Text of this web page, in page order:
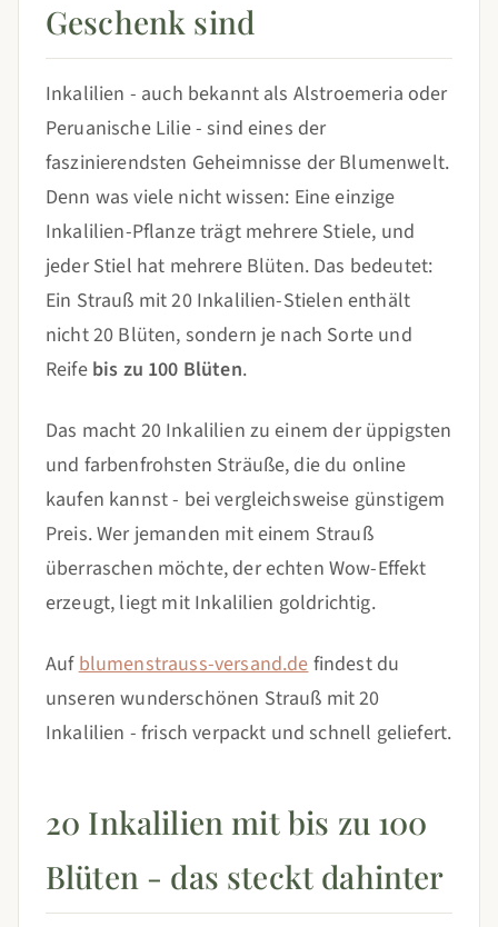
Geschenk sind
Inkalilien - auch bekannt als Alstroemeria oder
Peruanische Lilie - sind eines der
faszinierendsten Geheimnisse der Blumenwelt.
Denn was viele nicht wissen: Eine einzige
Inkalilien-Pflanze trägt mehrere Stiele, und
jeder Stiel hat mehrere Blüten. Das bedeutet:
Ein Strauß mit 20 Inkalilien-Stielen enthält
nicht 20 Blüten, sondern je nach Sorte und
Reife bis zu 100 Blüten.
Das macht 20 Inkalilien zu einem der üppigsten
und farbenfrohsten Sträuße, die du online
kaufen kannst - bei vergleichsweise günstigem
Preis. Wer jemanden mit einem Strauß
überraschen möchte, der echten Wow-Effekt
erzeugt, liegt mit Inkalilien goldrichtig.
Aufblumenstrauss-versand.defindest du
unseren wunderschönen Strauß mit 20
Inkalilien - frisch verpackt und schnell geliefert.
20 Inkalilien mit bis zu 100
Blüten - das steckt dahinter